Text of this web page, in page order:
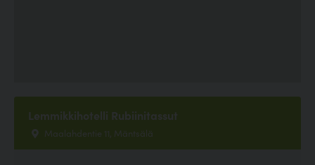
Lemmikkihotelli Rubiinitassut
Maalahdentie 11, Mäntsälä